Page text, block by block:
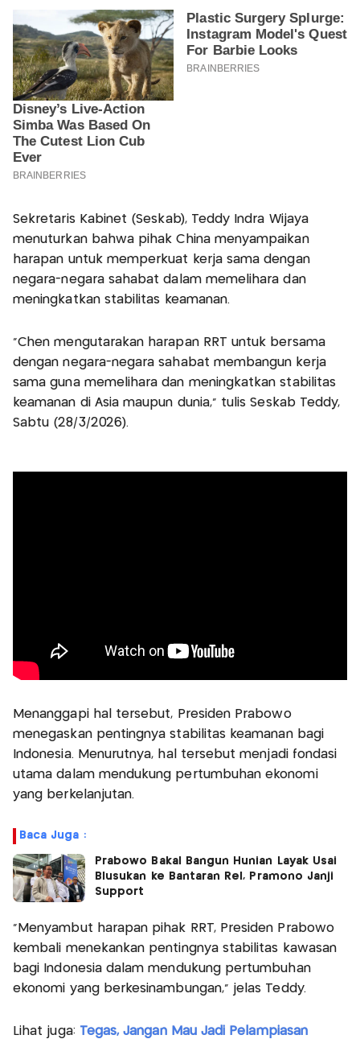
Sekretaris Kabinet (Seskab), Teddy Indra Wijaya
menuturkan bahwa pihak China menyampaikan
harapan untuk memperkuat kerja sama dengan
negara-negara sahabat dalam memelihara dan
meningkatkan stabilitas keamanan.
“Chen mengutarakan harapan RRT untuk bersama
dengan negara-negara sahabat membangun kerja
sama guna memelihara dan meningkatkan stabilitas
keamanan di Asia maupun dunia,” tulis Seskab Teddy,
Sabtu (28/3/2026).
Menanggapi hal tersebut, Presiden Prabowo
menegaskan pentingnya stabilitas keamanan bagi
Indonesia. Menurutnya, hal tersebut menjadi fondasi
utama dalam mendukung pertumbuhan ekonomi
yang berkelanjutan.
Baca Juga :
Prabowo Bakal Bangun Hunian Layak Usai
Blusukan ke Bantaran Rel, Pramono Janji
Support
“Menyambut harapan pihak RRT, Presiden Prabowo
kembali menekankan pentingnya stabilitas kawasan
bagi Indonesia dalam mendukung pertumbuhan
ekonomi yang berkesinambungan,” jelas Teddy.
Lihat juga: Tegas, Jangan Mau Jadi Pelampiasan